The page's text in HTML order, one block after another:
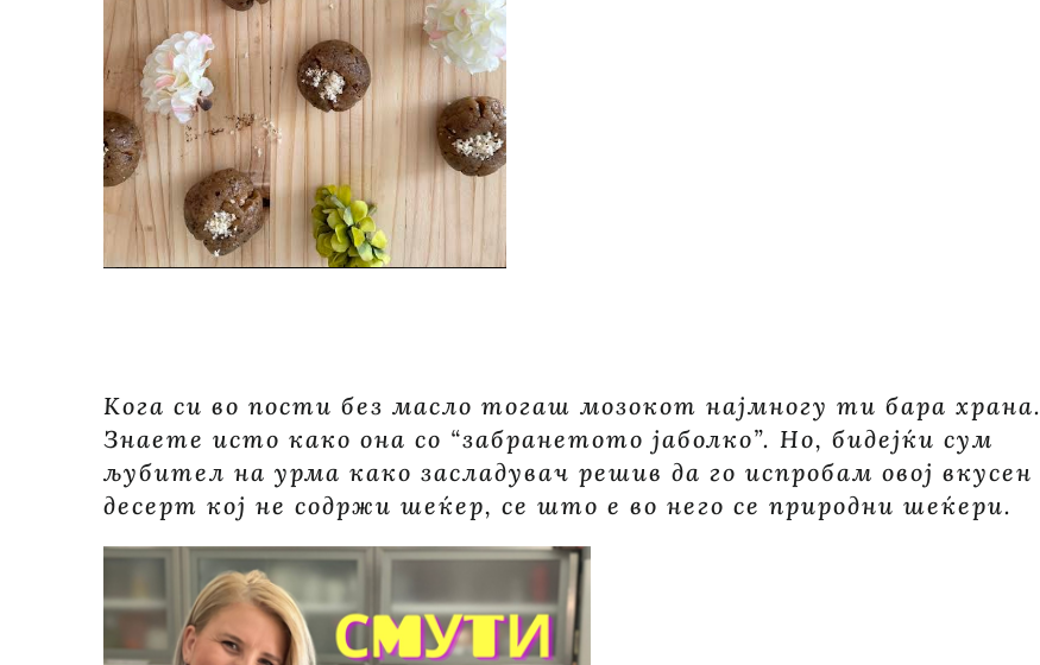
Кога си во пости без масло тогаш мозокот најмногу ти бара храна.
Знаете исто како она со “забранетото јаболко”. Но, бидејќи сум
љубител на урма како засладувач решив да го испробам овој вкусен
десерт кој не содржи шеќер, се што е во него се природни шеќери.